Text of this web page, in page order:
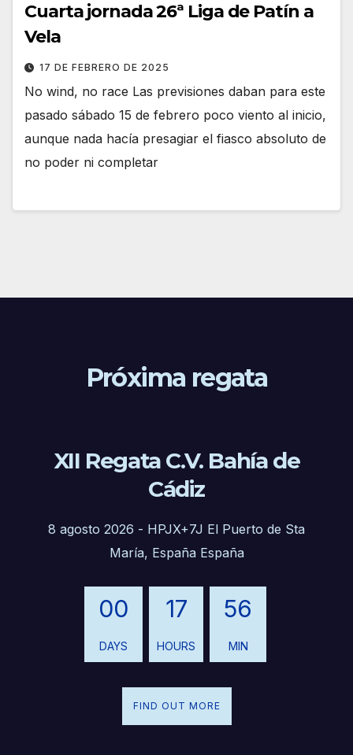
Cuarta jornada 26ª Liga de Patín a
Vela
17 DE FEBRERO DE 2025
No wind, no race Las previsiones daban para este
pasado sábado 15 de febrero poco viento al inicio,
aunque nada hacía presagiar el fiasco absoluto de
no poder ni completar
Próxima regata
XII Regata C.V. Bahía de
Cádiz
8 agosto 2026 - HPJX+7J El Puerto de Sta
María, España España
00
DAYS
17
HOURS
56
MIN
FIND OUT MORE